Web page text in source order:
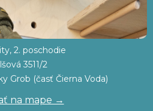
2. poschodie
3511/2
Grob (časť Čierna Voda)
na mape →